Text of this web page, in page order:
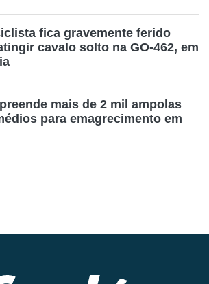
fica gravemente ferido
cavalo solto na GO-462, em
mais de 2 mil ampolas
para emagrecimento em